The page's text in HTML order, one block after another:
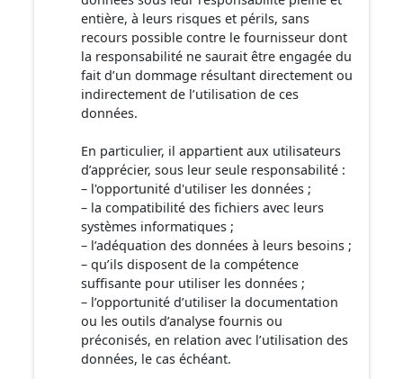
entière, à leurs risques et périls, sans
recours possible contre le fournisseur dont
la responsabilité ne saurait être engagée du
fait d’un dommage résultant directement ou
indirectement de l’utilisation de ces
données.
En particulier, il appartient aux utilisateurs
d’apprécier, sous leur seule responsabilité :
– l'opportunité d'utiliser les données ;
– la compatibilité des fichiers avec leurs
systèmes informatiques ;
– l’adéquation des données à leurs besoins ;
– qu’ils disposent de la compétence
suffisante pour utiliser les données ;
– l’opportunité d’utiliser la documentation
ou les outils d’analyse fournis ou
préconisés, en relation avec l’utilisation des
données, le cas échéant.